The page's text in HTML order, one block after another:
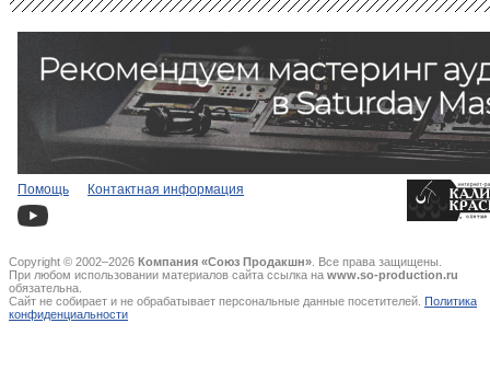
Помощь Контактная информация
Copyright © 2002–2026 Компания «Союз Продакшн» . Все права защищены.
При любом использовании материалов сайта ссылка на www.so-production.ru
обязательна.
Сайт не собирает и не обрабатывает персональные данные посетителей. Политика
конфиденциальности